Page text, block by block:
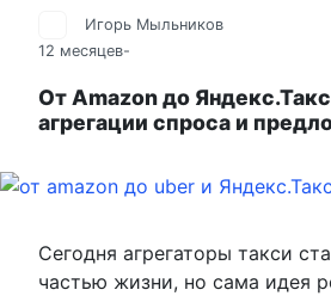
Игорь Мыльников
12 месяцев-
От Amazon до
агрегации спроса и
Сегодня агрегаторы такси
частью жизни, но сама идея